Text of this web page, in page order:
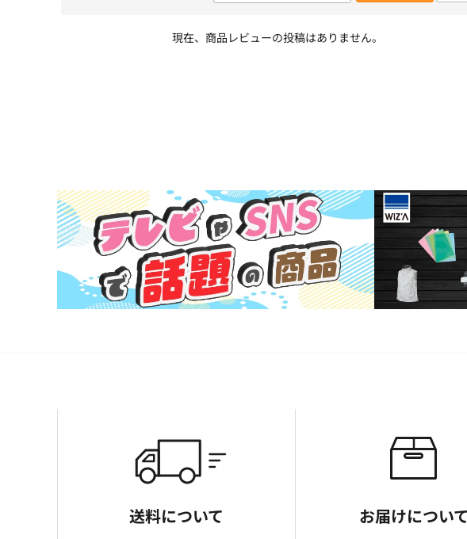
現在、商品レビューの投稿はありません。
送料について お届けについて